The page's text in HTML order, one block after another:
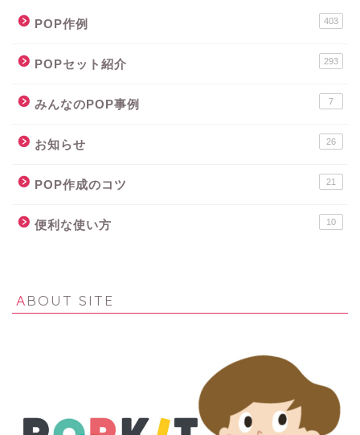
POP作例 403
POPセット紹介 293
みんなのPOP事例 7
お知らせ 26
POP作成のコツ 21
便利な使い方 10
ABOUT SITE